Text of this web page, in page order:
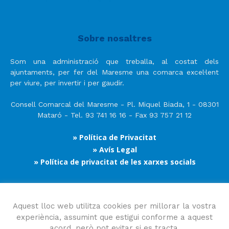
Sobre nosaltres
Som una administració que treballa, al costat dels
ajuntaments, per fer del Maresme una comarca excel·lent
per viure, per invertir i per gaudir.
Consell Comarcal del Maresme - Pl. Miquel Biada, 1 - 08301
Mataró - Tel. 93 741 16 16 - Fax 93 757 21 12
» Política de Privacitat
» Avís Legal
» Política de privacitat de les xarxes socials
Segueix-nos
Aquest lloc web utilitza cookies per millorar la vostra
experiència, assumint que estigui conforme a aquest